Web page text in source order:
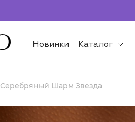
Новинки Каталог
Серебряный Шарм Звезда